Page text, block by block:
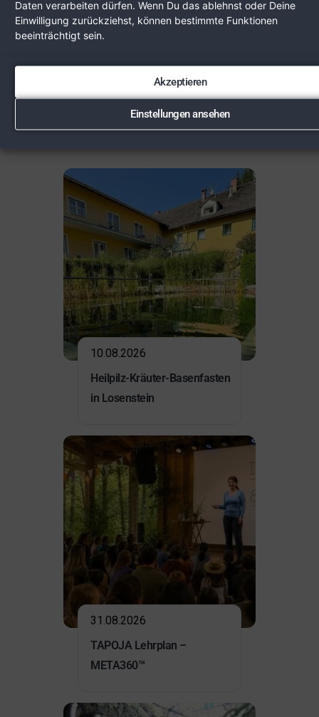
Daten verarbeiten dürfen. Wenn Du das ablehnst oder Deine
Einwilligung zurückziehst, können bestimmte Funktionen
beeinträchtigt sein.
Akzeptieren
Einstellungen ansehen
HEILPILZE IM DEZEMBER – EINE
WIENERWALD-WANDERUNG
ÄHNLICHE EVENTS
10.08.2026
Heilpilz-Kräuter-Basenfasten
in Losenstein
31.08.2026
TAPOJA Lehrplan –
META360™